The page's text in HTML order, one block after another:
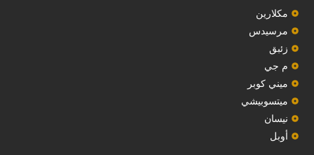
مكلارين
مرسيدس
‏زئبق‏
م جي
ميني كوبر
ميتسوبيشي
نيسان
أوبل